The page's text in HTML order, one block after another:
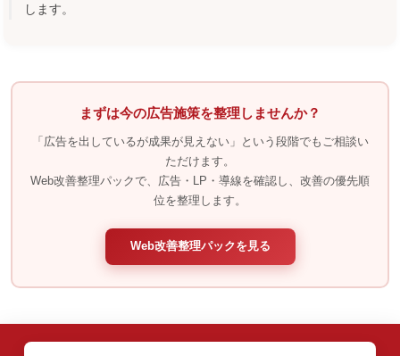
します。
まずは今の広告施策を整理しませんか？
「広告を出しているが成果が見えない」という段階でもご相談い
ただけます。
Web改善整理パックで、広告・LP・導線を確認し、改善の優先順
位を整理します。
Web改善整理パックを見る